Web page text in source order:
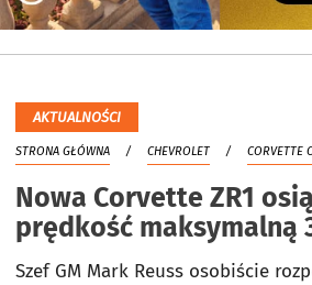
AKTUALNOŚCI
STRONA GŁÓWNA CHEVROLET CORVETTE
Nowa Corvette ZR1
prędkość maksymalną
Szef GM Mark Reuss osobiście